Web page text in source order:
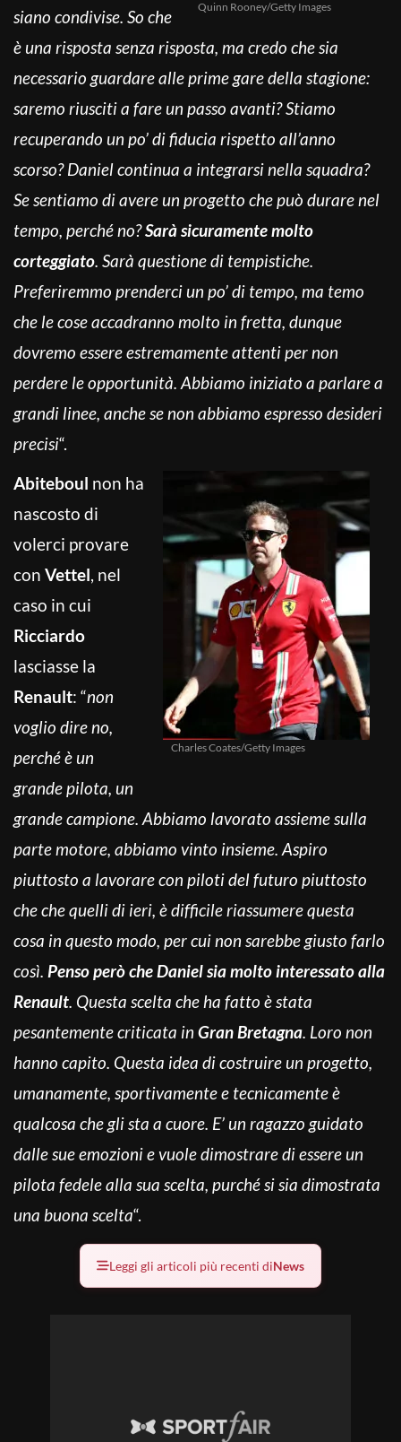
Quinn Rooney/Getty Images
siano condivise. So che
è una risposta senza risposta, ma credo che sia
necessario guardare alle prime gare della stagione:
saremo riusciti a fare un passo avanti? Stiamo
recuperando un po’ di fiducia rispetto all’anno
scorso? Daniel continua a integrarsi nella squadra?
Se sentiamo di avere un progetto che può durare nel
tempo, perché no?Sarà sicuramente molto
corteggiato. Sarà questione di tempistiche.
Preferiremmo prenderci un po’ di tempo, ma temo
che le cose accadranno molto in fretta, dunque
dovremo essere estremamente attenti per non
perdere le opportunità. Abbiamo iniziato a parlare a
grandi linee, anche se non abbiamo espresso desideri
precisi“.
Charles Coates/Getty Images
Abiteboul non ha
nascosto di
volerci provare
con Vettel, nel
caso in cui
Ricciardo
lasciasse la
Renault: “non
voglio dire no,
perché è un
grande pilota, un
grande campione. Abbiamo lavorato assieme sulla
parte motore, abbiamo vinto insieme. Aspiro
piuttosto a lavorare con piloti del futuro piuttosto
che che quelli di ieri, è difficile riassumere questa
cosa in questo modo, per cui non sarebbe giusto farlo
così. Penso però che Daniel sia molto interessato alla
Renault. Questa scelta che ha fatto è stata
pesantemente criticata in Gran Bretagna. Loro non
hanno capito. Questa idea di costruire un progetto,
umanamente, sportivamente e tecnicamente è
qualcosa che gli sta a cuore. E’ un ragazzo guidato
dalle sue emozioni e vuole dimostrare di essere un
pilota fedele alla sua scelta, purché si sia dimostrata
una buona scelta“.
Leggi gli articoli più recenti diNews